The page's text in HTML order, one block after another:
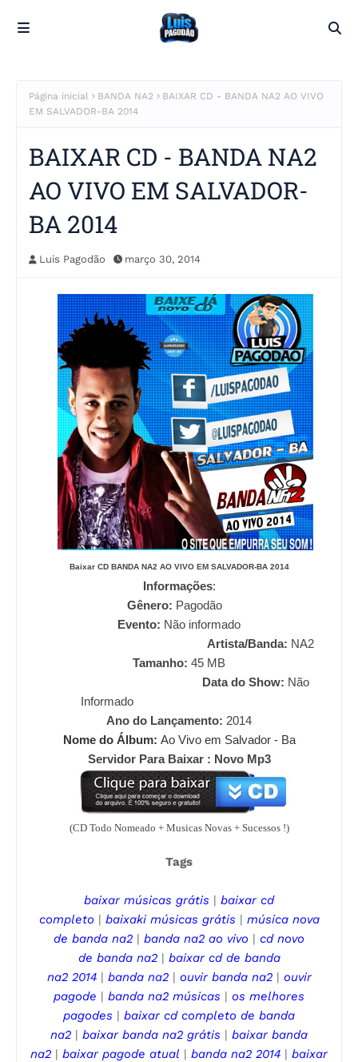
Página inicial BANDA NA2
BAIXAR CD - BANDA NA2 AO VIVO
EM SALVADOR-BA 2014
BAIXAR CD - BANDA NA2
AO VIVO EM SALVADOR-
BA 2014
Luis Pagodão março 30, 2014
Baixar CD BANDA NA2 AO VIVO EM SALVADOR-BA 2014
Informações:
Gênero: Pagodão
Evento: Não informado
Artista/Banda: NA2
Tamanho: 45 MB
Data do Show: Não
Informado
Ano do Lançamento: 2014
Nome do Álbum: Ao Vivo em Salvador - Ba
Servidor Para Baixar : Novo Mp3
(CD Todo Nomeado + Musicas Novas + Sucessos !)
Tags
baixar músicas grátis | baixar cd
completo | baixaki músicas grátis | música nova
de banda na2 | banda na2 ao vivo | cd novo
de banda na2| baixar cd de banda
na2 2014| banda na2| ouvir banda na2| ouvir
pagode | banda na2 músicas | os melhores
pagodes | baixar cd completo de banda
na2 | baixar banda na2 grátis | baixar banda
na2 | baixar pagode atual | banda na2 2014 | baixar